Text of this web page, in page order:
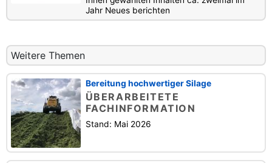
Jahr Neues berichten
Weitere Themen
Bereitung hochwertiger Silage
ÜBERARBEITETE
FACHINFORMATION
Stand: Mai 2026